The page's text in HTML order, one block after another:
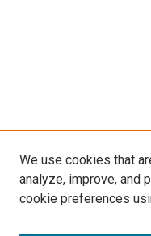
We use cookies that
analyze, improve, and
cookie preferences